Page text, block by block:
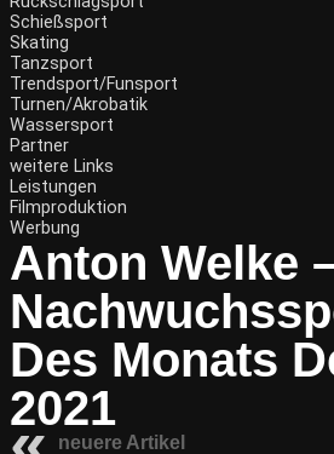
Schießsport
Skating
Tanzsport
Trendsport/Funsport
Turnen/Akrobatik
Wassersport
Partner
weitere Links
Leistungen
Filmproduktion
Werbung
Anton Welke
Des Monats
2021
neuere Artikel